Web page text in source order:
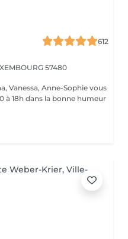
612
57480
Vanessa, Anne-Sophie vous
à 18h dans la bonne humeur